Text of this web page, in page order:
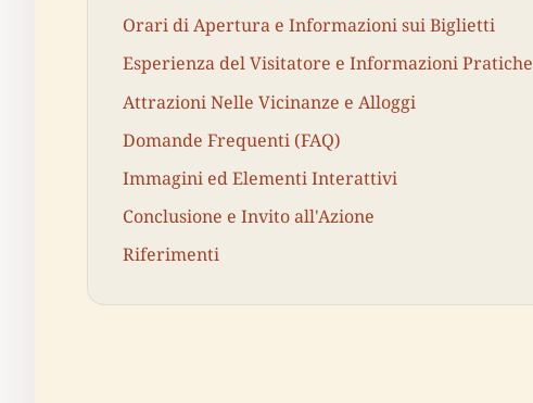
Orari di Apertura e Informazioni sui Biglietti
Esperienza del Visitatore e Informazioni Pratiche
Attrazioni Nelle Vicinanze e Alloggi
Domande Frequenti (FAQ)
Immagini ed Elementi Interattivi
Conclusione e Invito all'Azione
Riferimenti